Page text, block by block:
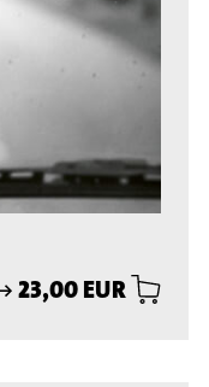
23,00 EUR